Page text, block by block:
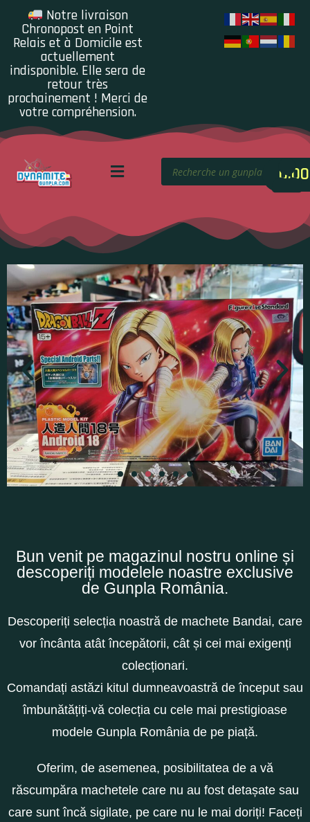
Notre livraison
Chronopost en Point
Relais et à Domicile est
actuellement
indisponible. Elle sera de
retour très
prochainement ! Merci de
votre compréhension.
0.00
Bun venit pe magazinul nostru online și
descoperiți modelele noastre exclusive
de Gunpla România.
Descoperiți selecția noastră de machete Bandai, care
vor încânta atât începătorii, cât și cei mai exigenți
colecționari.
Comandați astăzi kitul dumneavoastră de început sau
îmbunătățiți-vă colecția cu cele mai prestigioase
modele Gunpla România de pe piață.
Oferim, de asemenea, posibilitatea de a vă
răscumpăra machetele care nu au fost detașate sau
care sunt încă sigilate, pe care nu le mai doriți! Faceți